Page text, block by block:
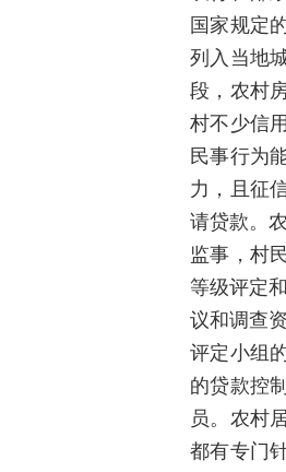
国家规定
列入当地
段，农村
村不少信
民事行为
力，且征
请贷款。
监事，村
等级评定
议和调查
评定小组
的贷款控
员。农村
都有专门